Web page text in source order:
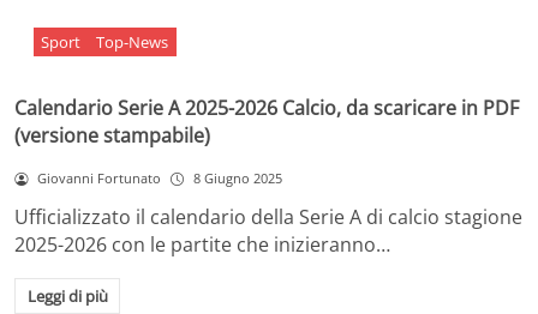
Sport Top-News
Calendario Serie A 2025-2026 Calcio, da scaricare in PDF
(versione stampabile)
Giovanni Fortunato 8 Giugno 2025
Ufficializzato il calendario della Serie A di calcio stagione
2025-2026 con le partite che inizieranno…
Leggi di più